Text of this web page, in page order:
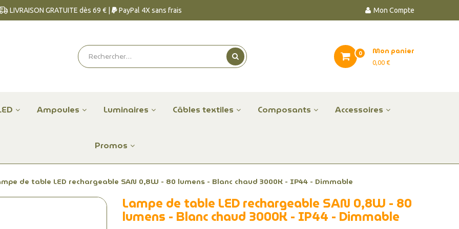
Mon Compte
LIVRAISON GRATUITE dès 69 € | PayPal 4X sans frais
Mon panier
0,00 €
0
Ampoules Luminaires Câbles textiles Composants Accessoires
Promos
de table LED rechargeable SAN 0,8W - 80 lumens - Blanc chaud 3000K - IP44 - Dimmable
Lampe de table LED rechargeable SAN 0,8W - 80
lumens - Blanc chaud 3000K - IP44 - Dimmable